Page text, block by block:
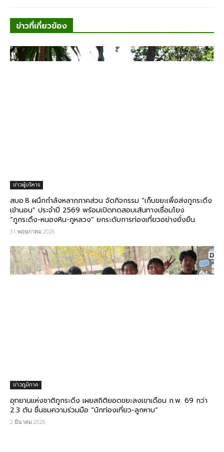
ข่าวที่เกี่ยวข้อง
ข่าวผู้บริหาร
สบอ.8 ผนึกกำลังหลากภาคส่วน จัดกิจกรรม “เก็บขยะเพื่อส่งภูกระดึง
เข้านอน” ประจำปี 2569 พร้อมเปิดทดสอบเส้นทางเชื่อมโยง
“ภูกระดึง-หนองหิน-ภูหลวง” ยกระดับการท่องเที่ยวอย่างยั่งยืน
31 พฤษภาคม 2026
ข่าวภูมิภาค
อุทยานแห่งชาติภูกระดึง เผยสถิติยอดขยะลงเขาเดือน ก.พ. 69 กว่า
2.3 ตัน ชื่นชมความร่วมมือ “นักท่องเที่ยว-ลูกหาบ”
2 มีนาคม 2026